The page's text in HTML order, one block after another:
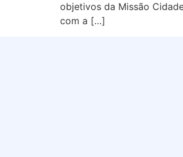
objetivos da Missão
com a […]